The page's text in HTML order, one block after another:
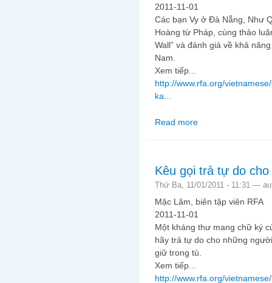
2011-11-01
Các bạn Vy ở Đà Nẵng, Như
Hoàng từ Pháp, cùng thảo
Wall” và đánh giá về khả
Nam.
Xem tiếp...
http://www.rfa.org/
ka...
Read more
Kêu gọi trả tự do
Thứ Ba, 11/01/2011 - 11:31 —
Mặc Lâm, biên tập viên RFA
2011-11-01
Một kháng thư mang chữ ký
hãy trả tự do cho những
giữ trong tù.
Xem tiếp...
http://www.rfa.org/